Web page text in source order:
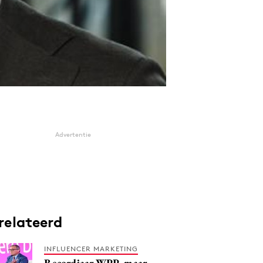
Advertentie
INFLUENCER MARKETING